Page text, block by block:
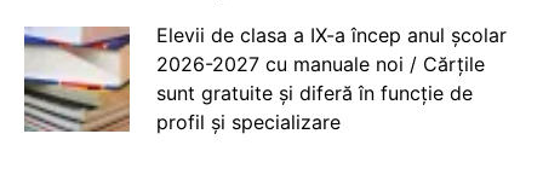
Elevii de clasa a IX-a încep anul școlar
2026-2027 cu manuale noi / Cărțile
sunt gratuite și diferă în funcție de
profil și specializare